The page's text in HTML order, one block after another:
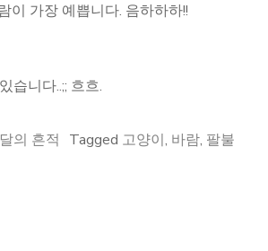
이 가장 예쁩니다. 음하하하!!
습니다..;; 흐흐.
의 흔적 Tagged 고양이, 바람, 팔불